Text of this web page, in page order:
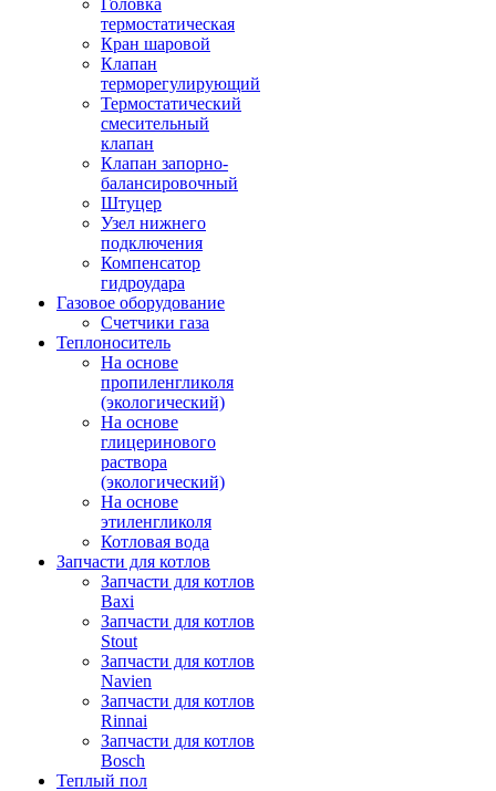
Головка
термостатическая
Кран шаровой
Клапан
терморегулирующий
Термостатический
смесительный
клапан
Клапан запорно-
балансировочный
Штуцер
Узел нижнего
подключения
Компенсатор
гидроудара
Газовое оборудование
Счетчики газа
Теплоноситель
На основе
пропиленгликоля
(экологический)
На основе
глицеринового
раствора
(экологический)
На основе
этиленгликоля
Котловая вода
Запчасти для котлов
Запчасти для котлов
Baxi
Запчасти для котлов
Stout
Запчасти для котлов
Navien
Запчасти для котлов
Rinnai
Запчасти для котлов
Bosch
Теплый пол